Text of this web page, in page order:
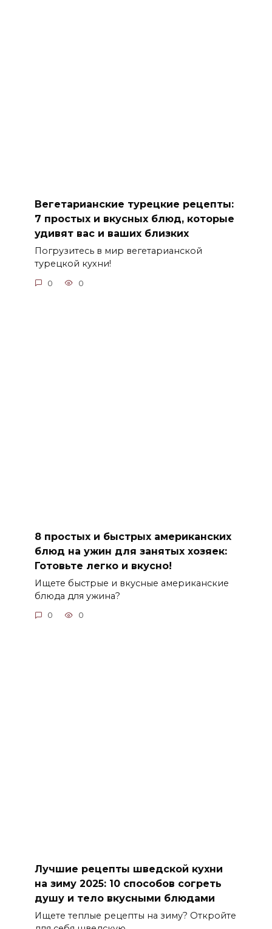
Вегетарианские турецкие рецепты:
7 простых и вкусных блюд, которые
удивят вас и ваших близких
Погрузитесь в мир вегетарианской
турецкой кухни!
0 0
8 простых и быстрых американских
блюд на ужин для занятых хозяек:
Готовьте легко и вкусно!
Ищете быстрые и вкусные американские
блюда для ужина?
0 0
Лучшие рецепты шведской кухни
на зиму 2025: 10 способов согреть
душу и тело вкусными блюдами
Ищете теплые рецепты на зиму? Откройте